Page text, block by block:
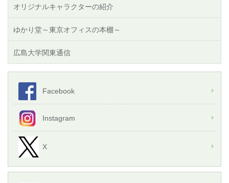
オリジナルキャラクターの紹介
ゆかり堂～東京オフィスの本棚～
広島大学関東通信
Facebook
Instagram
X